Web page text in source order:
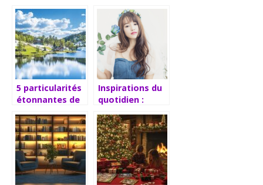
5 particularités
étonnantes de
Suède que vous
ignorez
Inspirations du
quotidien :
monde des
blogs lifestyle